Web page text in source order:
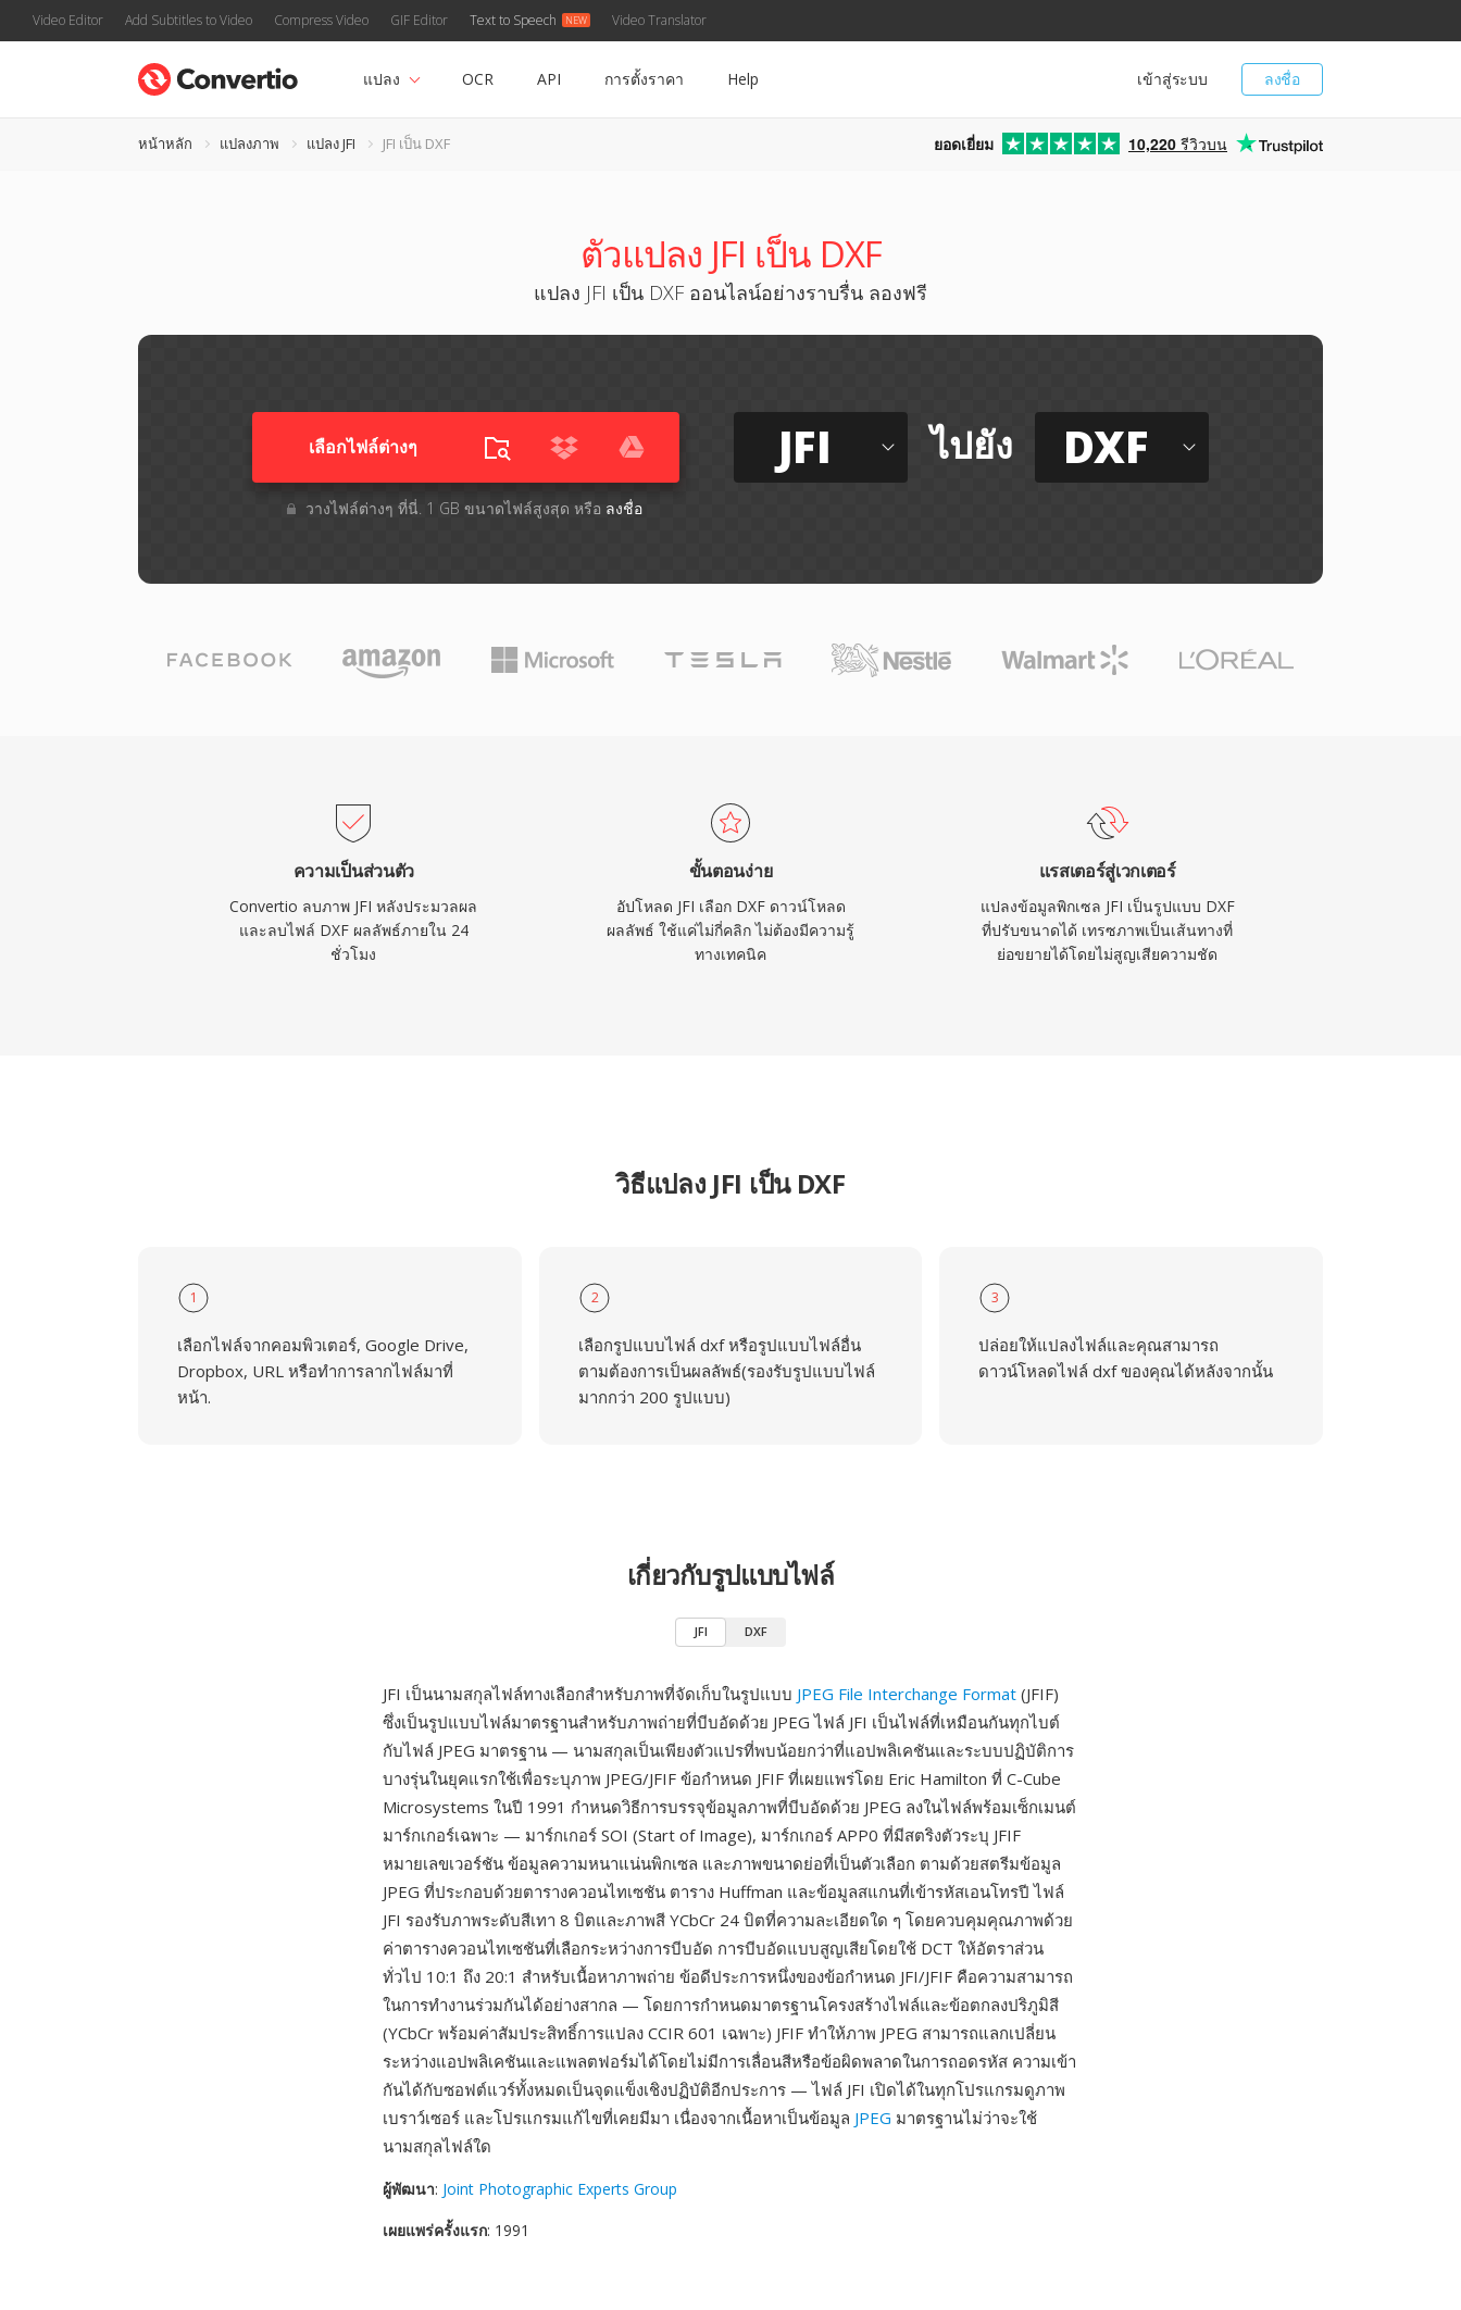
Video Editor Add Subtitles to Video Compress Video GIF Editor Text to Speech Video Translator
ลงชื่อ
เข้าสู่ระบบ
แปลง OCR API การตั้งราคา Help
หน้าหลัก แปลงภาพ แปลง JFI JFI เป็น DXF ยอดเยี่ยม 10,220 รีวิวบน
ตัวแปลง JFI เป็น DXF
แปลง JFI เป็น DXF ออนไลน์อย่างราบรื่น ลองฟรี
เลือกไฟล์ต่างๆ​
วางไฟล์ต่างๆ​ ที่นี่. 1 GB ขนาดไฟล์สูงสุด หรือ ลงชื่อ
JFI ไปยัง DXF
ความเป็นส่วนตัว
Convertio ลบภาพ JFI หลังประมวลผล
และลบไฟล์ DXF ผลลัพธ์ภายใน 24
ชั่วโมง
ขั้นตอนง่าย
อัปโหลด JFI เลือก DXF ดาวน์โหลด
ผลลัพธ์ ใช้แค่ไม่กี่คลิก ไม่ต้องมีความรู้
ทางเทคนิค
แรสเตอร์สู่เวกเตอร์
แปลงข้อมูลพิกเซล JFI เป็นรูปแบบ DXF
ที่ปรับขนาดได้ เทรซภาพเป็นเส้นทางที่
ย่อขยายได้โดยไม่สูญเสียความชัด
วิธีแปลง JFI เป็น DXF
1
เลือกไฟล์จากคอมพิวเตอร์, Google Drive,
Dropbox, URL หรือทำการลากไฟล์มาที่
หน้า.
2
เลือกรูปแบบไฟล์ dxf หรือรูปแบบไฟล์อื่น
ตามต้องการเป็นผลลัพธ์(รองรับรูปแบบไฟล์
มากกว่า 200 รูปแบบ)
3
ปล่อยให้แปลงไฟล์และคุณสามารถ
ดาวน์โหลดไฟล์ dxf ของคุณได้หลังจากนั้น
เกี่ยวกับรูปแบบไฟล์
JFI DXF
JFI เป็นนามสกุลไฟล์ทางเลือกสำหรับภาพที่จัดเก็บในรูปแบบ JPEG File Interchange Format (JFIF)
ซึ่งเป็นรูปแบบไฟล์มาตรฐานสำหรับภาพถ่ายที่บีบอัดด้วย JPEG ไฟล์ JFI เป็นไฟล์ที่เหมือนกันทุกไบต์
กับไฟล์ JPEG มาตรฐาน — นามสกุลเป็นเพียงตัวแปรที่พบน้อยกว่าที่แอปพลิเคชันและระบบปฏิบัติการ
บางรุ่นในยุคแรกใช้เพื่อระบุภาพ JPEG/JFIF ข้อกำหนด JFIF ที่เผยแพร่โดย Eric Hamilton ที่ C-Cube
Microsystems ในปี 1991 กำหนดวิธีการบรรจุข้อมูลภาพที่บีบอัดด้วย JPEG ลงในไฟล์พร้อมเซ็กเมนต์
มาร์กเกอร์เฉพาะ — มาร์กเกอร์ SOI (Start of Image), มาร์กเกอร์ APP0 ที่มีสตริงตัวระบุ JFIF
หมายเลขเวอร์ชัน ข้อมูลความหนาแน่นพิกเซล และภาพขนาดย่อที่เป็นตัวเลือก ตามด้วยสตรีมข้อมูล
JPEG ที่ประกอบด้วยตารางควอนไทเซชัน ตาราง Huffman และข้อมูลสแกนที่เข้ารหัสเอนโทรปี ไฟล์
JFI รองรับภาพระดับสีเทา 8 บิตและภาพสี YCbCr 24 บิตที่ความละเอียดใด ๆ โดยควบคุมคุณภาพด้วย
ค่าตารางควอนไทเซชันที่เลือกระหว่างการบีบอัด การบีบอัดแบบสูญเสียโดยใช้ DCT ให้อัตราส่วน
ทั่วไป 10:1 ถึง 20:1 สำหรับเนื้อหาภาพถ่าย ข้อดีประการหนึ่งของข้อกำหนด JFI/JFIF คือความสามารถ
ในการทำงานร่วมกันได้อย่างสากล — โดยการกำหนดมาตรฐานโครงสร้างไฟล์และข้อตกลงปริภูมิสี
(YCbCr พร้อมค่าสัมประสิทธิ์การแปลง CCIR 601 เฉพาะ) JFIF ทำให้ภาพ JPEG สามารถแลกเปลี่ยน
ระหว่างแอปพลิเคชันและแพลตฟอร์มได้โดยไม่มีการเลื่อนสีหรือข้อผิดพลาดในการถอดรหัส ความเข้า
กันได้กับซอฟต์แวร์ทั้งหมดเป็นจุดแข็งเชิงปฏิบัติอีกประการ — ไฟล์ JFI เปิดได้ในทุกโปรแกรมดูภาพ
เบราว์เซอร์ และโปรแกรมแก้ไขที่เคยมีมา เนื่องจากเนื้อหาเป็นข้อมูล JPEG มาตรฐานไม่ว่าจะใช้
นามสกุลไฟล์ใด
ผู้พัฒนา: Joint Photographic Experts Group
เผยแพร่ครั้งแรก: 1991